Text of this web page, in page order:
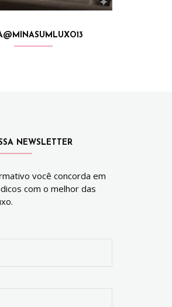
NEWSLETTER
você concorda em
com o melhor das